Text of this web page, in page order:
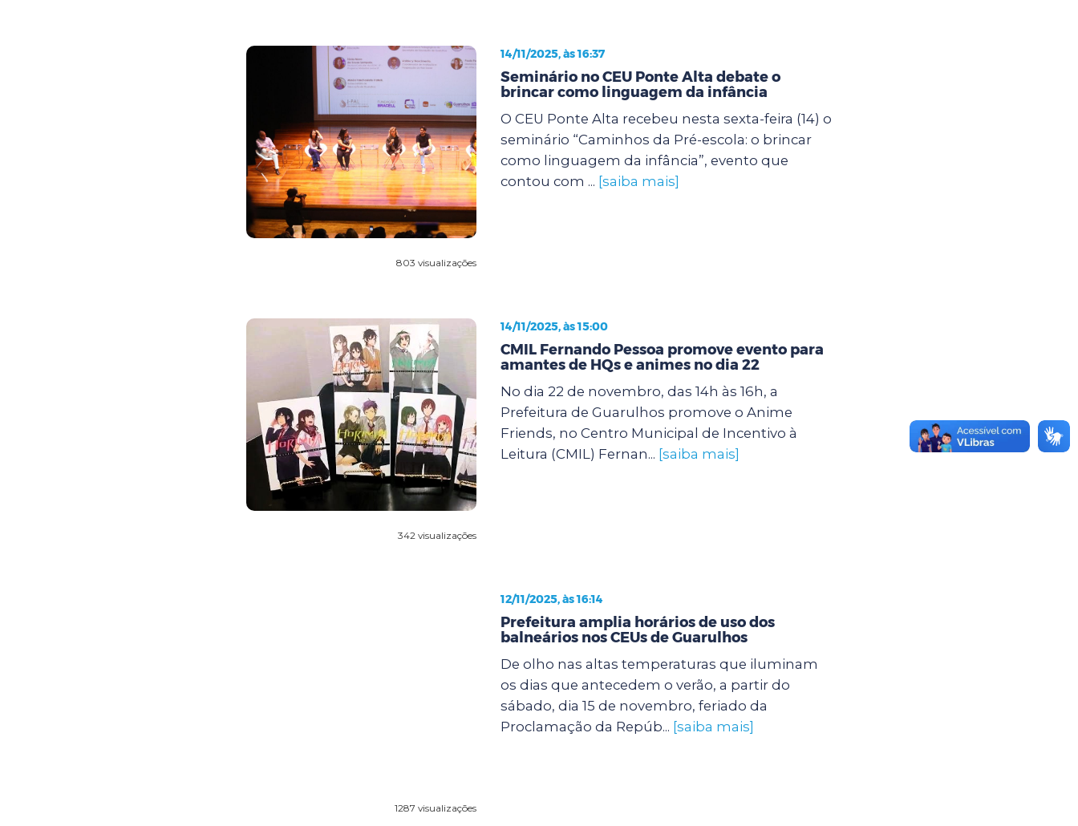
803 visualizações
14/11/2025, às 16:37
Seminário no CEU Ponte Alta debate o
brincar como linguagem da infância
O CEU Ponte Alta recebeu nesta sexta-feira (14) o
seminário “Caminhos da Pré-escola: o brincar
como linguagem da infância”, evento que
contou com ... [saiba mais]
342 visualizações
14/11/2025, às 15:00
CMIL Fernando Pessoa promove evento para
amantes de HQs e animes no dia 22
No dia 22 de novembro, das 14h às 16h, a
Prefeitura de Guarulhos promove o Anime
Friends, no Centro Municipal de Incentivo à
Leitura (CMIL) Fernan... [saiba mais]
1287 visualizações
12/11/2025, às 16:14
Prefeitura amplia horários de uso dos
balneários nos CEUs de Guarulhos
De olho nas altas temperaturas que iluminam
os dias que antecedem o verão, a partir do
sábado, dia 15 de novembro, feriado da
Proclamação da Repúb... [saiba mais]